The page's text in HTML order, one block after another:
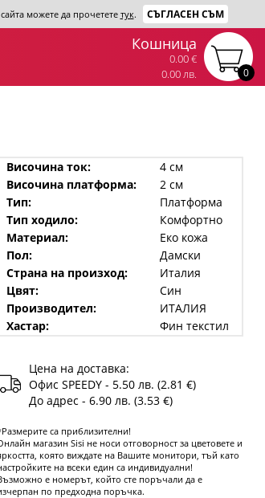
можете да прочетете тук. СЪГЛАСЕН СЪМ
0
Кошница
0.00 €
0.00 лв.
Височина ток:
4 см
Височина платформа:
2 см
Тип:
Платформа
Тип ходило:
Комфортно
Материал:
Еко кожа
Пол:
Дамски
Страна на произход:
Италия
Цвят:
Син
Производител:
ИТАЛИЯ
Хастар:
Фин текстил
Цена на доставка:
Офис SPEEDY - 5.50 лв. (2.81 €)
До адрес - 6.90 лв. (3.53 €)
са приблизителни!
магазин Sisi не носи отговорност за цветовете и
която виждате на Вашите монитори, тъй като
на всеки един са индивидуални!
е номерът, който сте поръчали да е
по предходна поръчка.